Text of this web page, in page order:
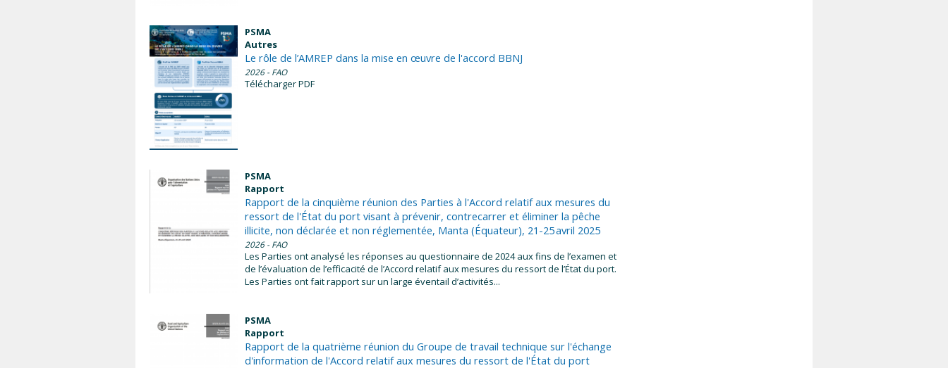
PSMA
Autres
Le rôle de l’AMREP dans la mise en œuvre de l'accord BBNJ
2026- FAO
Télécharger PDF
PSMA
Rapport
Rapport de la cinquième réunion des Parties à l'Accord relatif aux mesures du
ressort de l'État du port visant à prévenir, contrecarrer et éliminer la pêche
illicite, non déclarée et non réglementée, Manta (Équateur), 21-25 avril 2025
2026- FAO
Les Parties ont analysé les réponses au questionnaire de 2024 aux fins de l’examen et
de l’évaluation de l’efficacité de l’Accord relatif aux mesures du ressort de l’État du port.
Les Parties ont fait rapport sur un large éventail d’activités...
PSMA
Rapport
Rapport de la quatrième réunion du Groupe de travail technique sur l'échange
d'information de l'Accord relatif aux mesures du ressort de l'État du port